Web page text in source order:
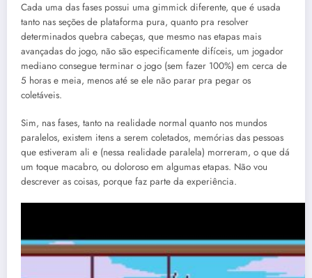
Cada uma das fases possui uma gimmick diferente, que é usada
tanto nas seções de plataforma pura, quanto pra resolver
determinados quebra cabeças, que mesmo nas etapas mais
avançadas do jogo, não são especificamente difíceis, um jogador
mediano consegue terminar o jogo (sem fazer 100%) em cerca de
5 horas e meia, menos até se ele não parar pra pegar os
coletáveis.
Sim, nas fases, tanto na realidade normal quanto nos mundos
paralelos, existem itens a serem coletados, memórias das pessoas
que estiveram ali e (nessa realidade paralela) morreram, o que dá
um toque macabro, ou doloroso em algumas etapas. Não vou
descrever as coisas, porque faz parte da experiência.